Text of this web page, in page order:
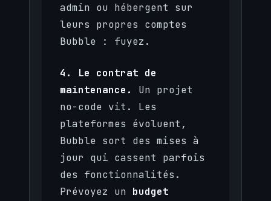
admin ou hébergent sur
leurs propres comptes
Bubble : fuyez.
4. Le contrat de
maintenance.
Un projet
no-code vit. Les
plateformes évoluent,
Bubble sort des mises à
jour qui cassent parfois
des fonctionnalités.
Prévoyez un budget